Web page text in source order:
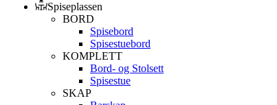
Spiseplassen
BORD
Spisebord
Spisestuebord
KOMPLETT
Bord- og Stolsett
Spisestue
SKAP